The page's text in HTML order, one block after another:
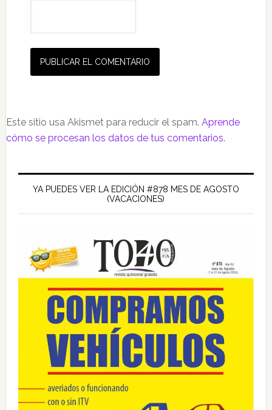
Este sitio usa Akismet para reducir el spam. Aprende
cómo se procesan los datos de tus comentarios.
Barra
lateral
principal
YA PUEDES VER LA EDICIÓN #878 MES DE AGOSTO
(VACACIONES)